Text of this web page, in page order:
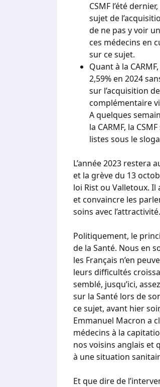
CSMF l’été
sujet de
de ne pas y voir
ces médecins en
sur ce sujet.
Quant à la
2,59% en 2024
sur l’acquisition
complémentaire
A quelques
la CARMF, la
listes sous le
L’année 2023 restera
et la grève du 13
loi Rist ou Valletoux.
et convaincre les
soins avec l’attractivité.
Politiquement, le
de la Santé. Nous en
les Français n’en
leurs difficultés
semblé, jusqu’ici,
sur la Santé lors de
ce sujet, avant hier
Emmanuel Macron a
médecins à la
nos voisins anglais et
à une situation
Et que dire de